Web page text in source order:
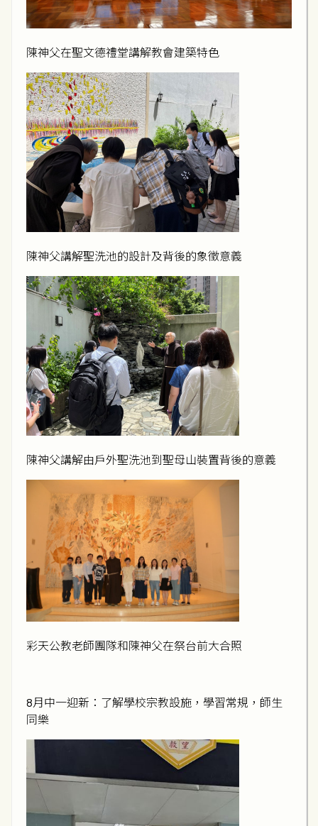
陳神父在聖文德禮堂講解教會建築特色
陳神父講解聖洗池的設計及背後的象徵意義
陳神父講解由戶外聖洗池到聖母山裝置背後的意義
彩天公教老師團隊和陳神父在祭台前大合照
8月中一迎新：了解學校宗教設施，學習常規，師生
同樂